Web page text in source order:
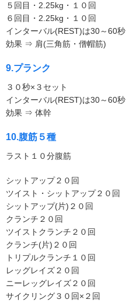
５回目・2.25kg・１０回
６回目・2.25kg・１０回
インターバル(REST)は30～60秒
効果 ⇒ 肩(三角筋・僧帽筋)
9.プランク
３０秒×３セット
インターバル(REST)は30～60秒
効果 ⇒ 体幹
10.腹筋５種
ラスト１０分腹筋
シットアップ２０回
ツイスト・シットアップ２０回
シットアップ(片)２０回
クランチ２０回
ツイストクランチ２０回
クランチ(片)２０回
トリプルクランチ１０回
レッグレイズ２０回
ニーレッグレイズ２０回
サイクリング３０回×２回